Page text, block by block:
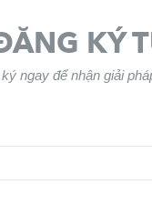
KÝ
ngay để nhận giải
App nhằm
khách hàng tốt
Mini App